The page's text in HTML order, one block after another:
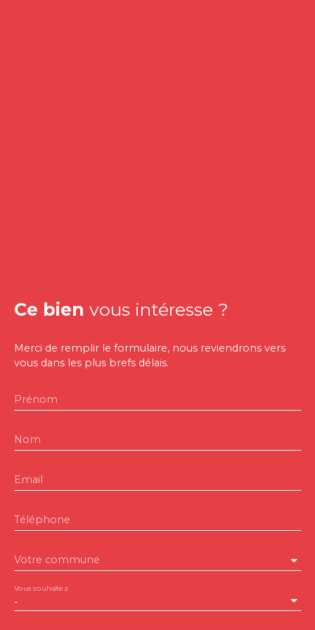
Ce bien vous intéresse ?
Merci de remplir le formulaire, nous reviendrons vers
vous dans les plus brefs délais.
Prénom
Nom
Email
Téléphone
Votre commune
-
Vous souhaitez